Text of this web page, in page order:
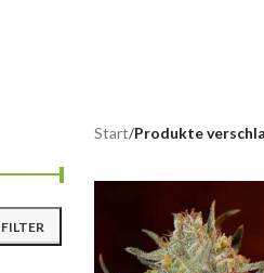
FILTER
Start/Produkte